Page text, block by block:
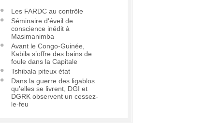
Les FARDC au contrôle
Séminaire d'éveil de
conscience inédit à
Masimanimba
Avant le Congo-Guinée,
Kabila s’offre des bains de
foule dans la Capitale
Tshibala piteux état
Dans la guerre des ligablos
qu’elles se livrent, DGI et
DGRK observent un cessez-
le-feu